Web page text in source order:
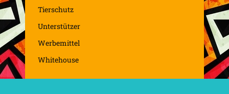
Tierschutz
Unterstützer
Werbemittel
Whitehouse